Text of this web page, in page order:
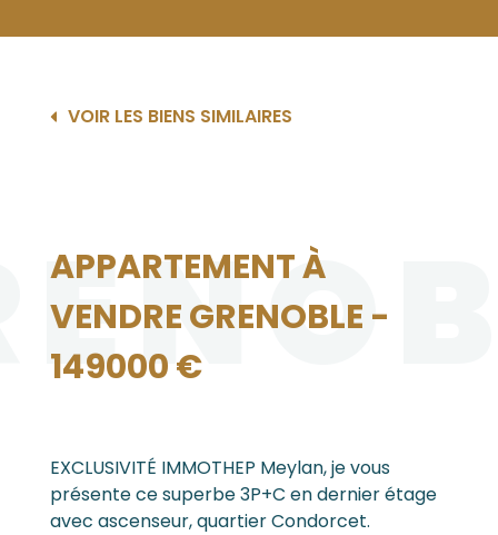
VOIR LES BIENS SIMILAIRES
APPARTEMENT À
VENDRE GRENOBLE -
149000 €
EXCLUSIVITÉ IMMOTHEP Meylan, je vous
présente ce superbe 3P+C en dernier étage
avec ascenseur, quartier Condorcet.